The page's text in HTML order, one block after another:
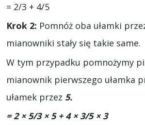
= 2/3 + 4/5
Krok 2: Pomnóż oba ułamki
mianowniki stały się takie same.
W tym przypadku pomnożymy
mianownik pierwszego ułamka
ułamek przez 5.
= 2 × 5/3 × 5 + 4 × 3/5 × 3